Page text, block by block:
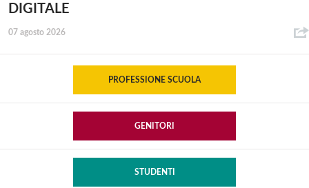
DIGITALE
07 agosto 2026
PROFESSIONE SCUOLA
GENITORI
STUDENTI